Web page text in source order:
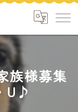
族様募集
U♪